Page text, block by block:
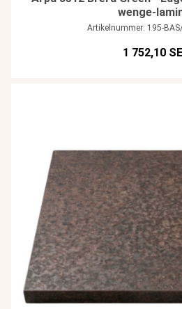
wenge-
Artikelnummer: 195-
1 752,10